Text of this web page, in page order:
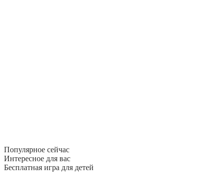
Популярное сейчас
Интересное для вас
Бесплатная игра для детей